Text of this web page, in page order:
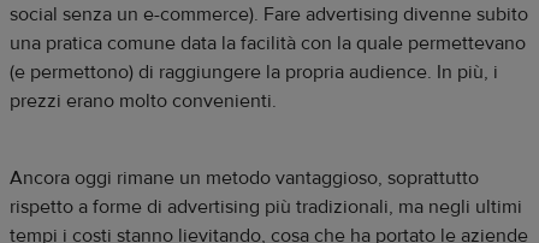
social senza un e-commerce). Fare advertising divenne subito
una pratica comune data la facilità con la quale permettevano
(e permettono) di raggiungere la propria audience. In più, i
prezzi erano molto convenienti.
Ancora oggi rimane un metodo vantaggioso, soprattutto
rispetto a forme di advertising più tradizionali, ma negli ultimi
tempi i costi stanno lievitando, cosa che ha portato le aziende